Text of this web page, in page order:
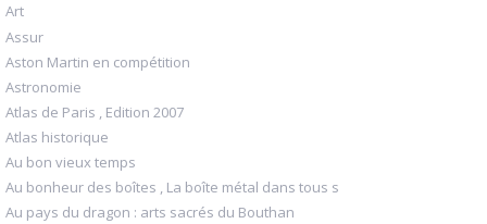
Art
Assur
Aston Martin en compétition
Astronomie
Atlas de Paris , Edition 2007
Atlas historique
Au bon vieux temps
Au bonheur des boîtes , La boîte métal dans tous s
Au pays du dragon : arts sacrés du Bouthan